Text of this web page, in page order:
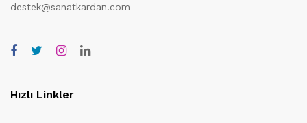
destek@sanatkardan.com
Hızlı Linkler